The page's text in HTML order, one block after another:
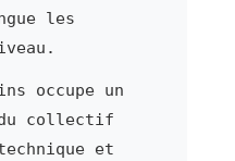
les
occupe un
collectif
et